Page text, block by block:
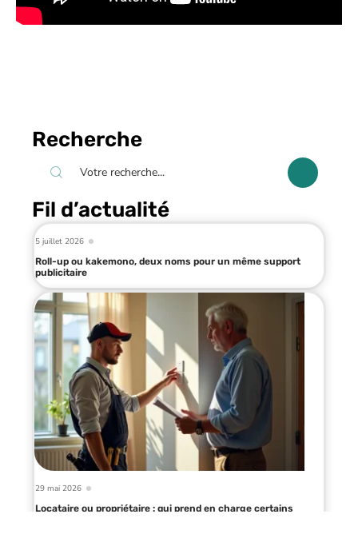
Recherche
Fil d’actualité
5 juillet 2026
Roll-up ou kakemono, deux noms pour un même support
publicitaire
29 mai 2026
Locataire ou propriétaire : qui prend en charge certains